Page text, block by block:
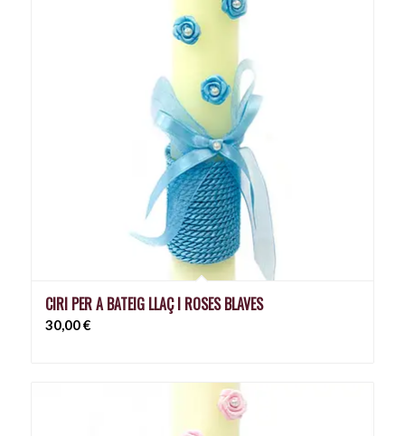
CIRI PER A BATEIG LLAÇ I ROSES BLAVES
30,00€